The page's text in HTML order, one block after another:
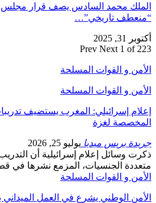
الملك محمد السادس يصف قرار مجلس
“منعطف تاريخي”…
أكتوبر 31, 2025
Prev Next 1 of 223
الأمن و القوات المسلحة
الأمن و القوات المسلحة
إعلام إسرائيلي: المغرب يستضيف
المخصصة لغزة
جريدة بريس ميديا يوليو 25, 2026
ذكرت وسائل إعلام إسرائيلية أن
متعددة الجنسيات، المزمع نشرها في
الأمن و القوات المسلحة
الأمن الوطني يشرع في العمل